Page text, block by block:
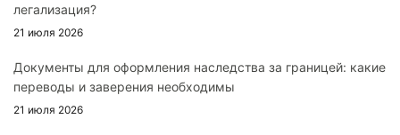
легализация?
21 июля 2026
Документы для оформления наследства за границей: какие
переводы и заверения необходимы
21 июля 2026